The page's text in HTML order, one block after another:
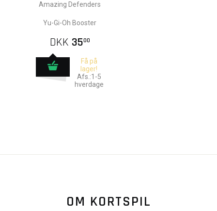
Amazing Defenders
Yu-Gi-Oh Booster
DKK 3500
Få på
lager!
Afs.:1-5
hverdage
OM KORTSPIL